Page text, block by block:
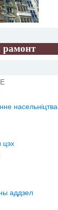
насельніцтва
цэх
аддзел